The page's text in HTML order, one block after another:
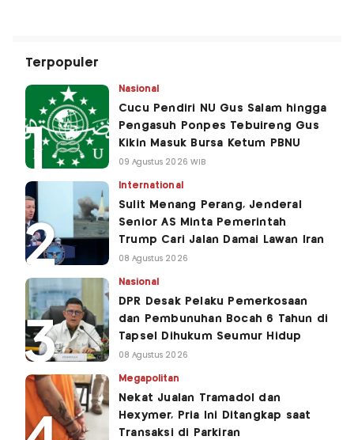
Terpopuler
Nasional
Cucu Pendiri NU Gus Salam hingga
Pengasuh Ponpes Tebuireng Gus
Kikin Masuk Bursa Ketum PBNU
09 Agustus 2026 WIB
International
Sulit Menang Perang, Jenderal
Senior AS Minta Pemerintah
Trump Cari Jalan Damai Lawan Iran
08 Agustus 2026
Nasional
DPR Desak Pelaku Pemerkosaan
dan Pembunuhan Bocah 6 Tahun di
Tapsel Dihukum Seumur Hidup
08 Agustus 2026
Megapolitan
Nekat Jualan Tramadol dan
Hexymer, Pria Ini Ditangkap saat
Transaksi di Parkiran